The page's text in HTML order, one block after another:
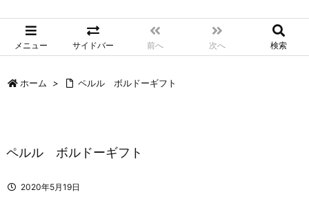
メニュー サイドバー 前へ 次へ 検索
ホーム > ペルル ボルドーギフト
ペルル ボルドーギフト
2020年5月19日